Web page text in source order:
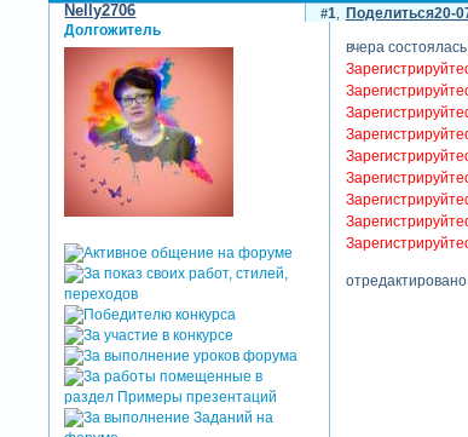
Поделиться
1 20-
Nelly2706
Долгожитель
вчера